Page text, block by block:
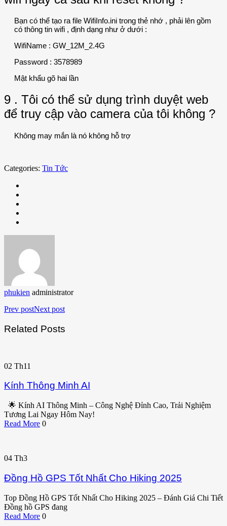
Bạn có thể tạo ra file WifiInfo.ini trong thẻ nhớ , phải lên gồm
có thông tin wifi , định dạng như ở dưới :
WifiName : GW_12M_2.4G
Password : 3578989
Mật khẩu gõ hai lần
9 . Tôi có thể sử dụng trình duyệt web
để truy cập vào camera của tôi không ?
Không may mắn là nó không hỗ trợ
Categories: Tin Tức
phukien administrator
Prev postNext post
Related Posts
02 Th11
Kính Thông Minh AI
🌟 Kính AI Thông Minh – Công Nghệ Đỉnh Cao, Trải Nghiệm
Tương Lai Ngay Hôm Nay!
Read More 0
04 Th3
Đồng Hồ GPS Tốt Nhất Cho Hiking 2025
Top Đồng Hồ GPS Tốt Nhất Cho Hiking 2025 – Đánh Giá Chi Tiết
Đồng hồ GPS đang
Read More 0